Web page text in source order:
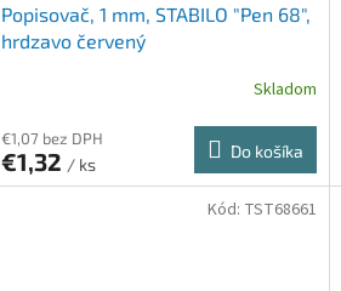
Popisovač, 1 mm, STABILO "Pen 68",
hrdzavo červený
Skladom
€1,07 bez DPH
€1,32 / ks
Do košíka
Kód: TST68661